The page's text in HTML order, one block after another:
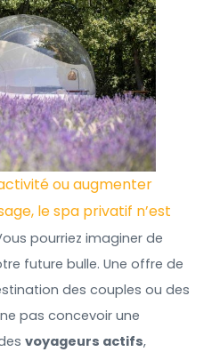
ou augmenter
le spa privatif n’est
pourriez imaginer de
future bulle. Une offre de
des couples ou des
pas concevoir une
voyageurs actifs,